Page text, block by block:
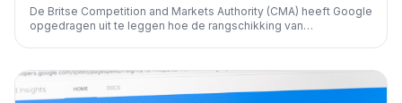
De Britse Competition and Markets Authority (CMA) heeft Google
opgedragen uit te leggen hoe de rangschikking van
significante gevolgen hebben voor SEO.